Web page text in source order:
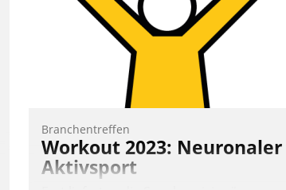
und abnehmendem Nachwuchs?
Nadja Hußmann
Branchentreffen
Workout 2023: Neuronaler
Aktivsport